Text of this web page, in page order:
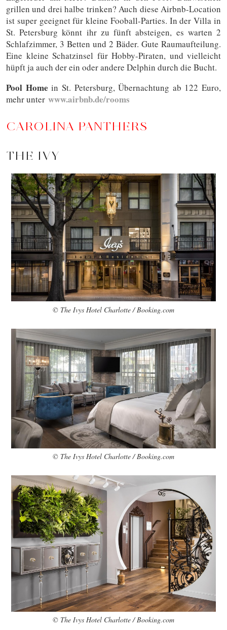
grillen und drei halbe trinken? Auch diese Airbnb-Location
ist super geeignet für kleine Fooball-Parties. In der Villa in
St. Petersburg könnt ihr zu fünft absteigen, es warten 2
Schlafzimmer, 3 Betten und 2 Bäder. Gute Raumaufteilung.
Eine kleine Schatzinsel für Hobby-Piraten, und vielleicht
hüpft ja auch der ein oder andere Delphin durch die Bucht.
Pool Home in St. Petersburg, Übernachtung ab 122 Euro,
mehr unter www.airbnb.de/rooms
CAROLINA PANTHERS
THE IVY
© The Ivys Hotel Charlotte / Booking.com
© The Ivys Hotel Charlotte / Booking.com
© The Ivys Hotel Charlotte / Booking.com